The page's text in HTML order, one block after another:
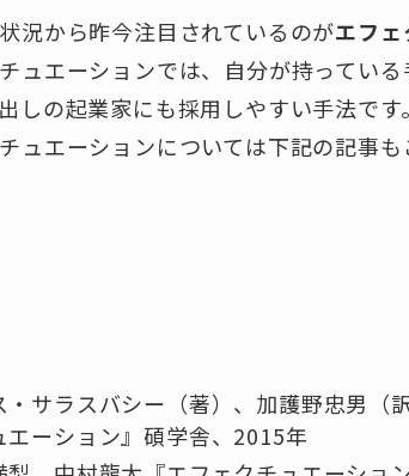
況から昨今注目されているのがエフ
ュエーションでは、自分が持ってい
しの起業家にも採用しやすい手法です。
ュエーションについては下記の記事も
・サラスバシー（著）、加護野忠男（
エーション』碩学舎、2015年